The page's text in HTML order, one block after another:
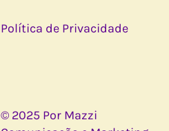
Política de Privacidade
© 2025 Por Mazzi